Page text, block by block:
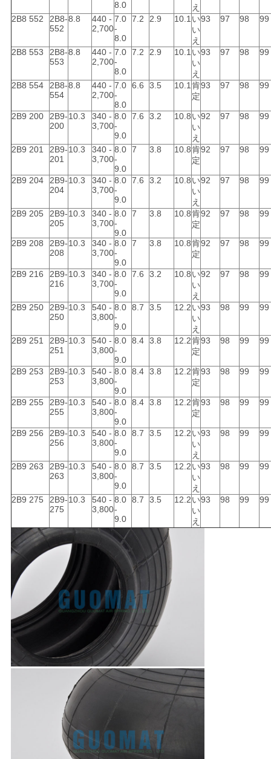
8.0
え
2B8 552
2B8-
552
8.8
440 -
2,700
7.0
-
8.0
7.2 2.9 10.1い
い
え
93 97 98 99
2B8 553
2B8-
553
8.8
440 -
2,700
7.0
-
8.0
7.2 2.9 10.1い
い
え
93 97 98 99
2B8 554
2B8-
554
8.8
440 -
2,700
7.0
-
8.0
6.6 3.5 10.1肯
定
93 97 98 99
2B9 200
2B9-
200
10.3
340 -
3,700
8.0
-
9.0
7.6 3.2 10.8い
い
え
92 97 98 99
2B9 201
2B9-
201
10.3
340 -
3,700
8.0
-
9.0
7 3.8 10.8肯
定
92 97 98 99
2B9 204
2B9-
204
10.3
340 -
3,700
8.0
-
9.0
7.6 3.2 10.8い
い
え
92 97 98 99
2B9 205
2B9-
205
10.3
340 -
3,700
8.0
-
9.0
7 3.8 10.8肯
定
92 97 98 99
2B9 208
2B9-
208
10.3
340 -
3,700
8.0
-
9.0
7 3.8 10.8肯
定
92 97 98 99
2B9 216
2B9-
216
10.3
340 -
3,700
8.0
-
9.0
7.6 3.2 10.8い
い
え
92 97 98 99
2B9 250
2B9-
250
10.3
540 -
3,800
8.0
-
9.0
8.7 3.5 12.2い
い
え
93 98 99 99
2B9 251
2B9-
251
10.3
540 -
3,800
8.0
-
9.0
8.4 3.8 12.2肯
定
93 98 99 99
2B9 253
2B9-
253
10.3
540 -
3,800
8.0
-
9.0
8.4 3.8 12.2肯
定
93 98 99 99
2B9 255
2B9-
255
10.3
540 -
3,800
8.0
-
9.0
8.4 3.8 12.2肯
定
93 98 99 99
2B9 256
2B9-
256
10.3
540 -
3,800
8.0
-
9.0
8.7 3.5 12.2い
い
え
93 98 99 99
2B9 263
2B9-
263
10.3
540 -
3,800
8.0
-
9.0
8.7 3.5 12.2い
い
え
93 98 99 99
2B9 275
2B9-
275
10.3
540 -
3,800
8.0
-
9.0
8.7 3.5 12.2い
い
え
93 98 99 99